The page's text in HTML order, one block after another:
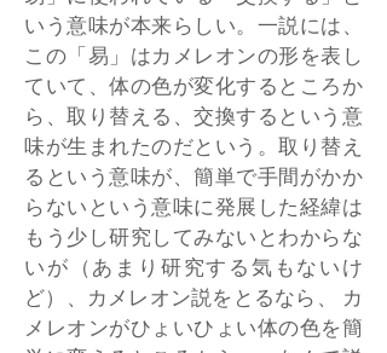
いう意味が本来らしい。一説には、
この「易」はカメレオンの形を表し
ていて、体の色が変化するところか
ら、取り替える、交換するという意
味が生まれたのだという。取り替え
るという意味が、簡単で手間がかか
らないという意味に発展した経緯は
もう少し研究してみないとわからな
いが（あまり研究する気もないけ
ど）、カメレオン説をとるなら、 カ
メレオンがひょいひょい体の色を簡